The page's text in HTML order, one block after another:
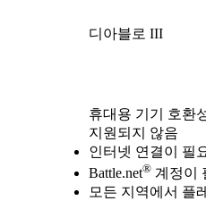
디아블로 III
Available actions
휴대용 기기 호환
지원되지 않음
인터넷 연결이 필
Battle.net® 계정이
모든 지역에서 플